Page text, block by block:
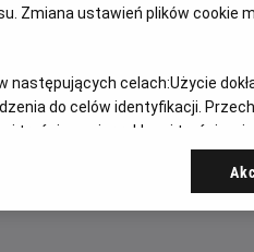
tragedii utalentowany
z Pekinu do Nowego Jorku. Li
nowych okoliczności. Kiedy
lecz jego umiejętności
się o pomoc do Daniela
dwóch różnych filozofii ma
Zmiana ustawień plików cookie
następujących celach:Użycie
do celów identyfikacji.
treści, pomiar reklam i treści,